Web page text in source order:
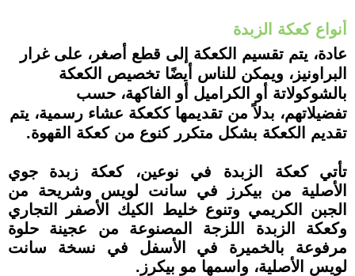
أنواع كعكة الزبدة
عادة، يتم تقسيم الكعكة إلى قطع أصغر، على غرار
البراونيز، ويمكن للناس أيضًا تخصيص الكعكة
بالشوكولاتة أو الكراميل أو الفاكهة، حسب
تفضيلاتهم، بدلاً من تقديمها ككعكة عشاء رسمية، يتم
تقديم الكعكة بشكل متكرر كنوع من كعكة القهوة.
تأتي كعكة الزبدة في نوعين، كعكة زبدة جوي
الأصلية من بيكرز في سانت لويس وشريحة من
الجبن الكريمي وتنوع خليط الكيك الأصفر التجاري
وكعكة الزبدة اللزجة المصنوعة من عجينة حلوة
مرفوعة بالخميرة في الأسفل في نسخة سانت
لويس الأصلية، واسمها مو بيكرز.